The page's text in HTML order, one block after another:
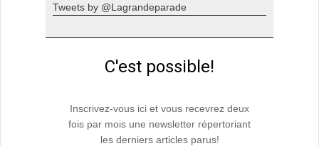
Tweets by @Lagrandeparade
C'est possible!
Inscrivez-vous ici et vous recevrez deux
fois par mois une newsletter répertoriant
les derniers articles parus!